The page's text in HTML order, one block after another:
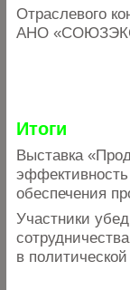
Отраслевого
АНО
Итоги
Выставка
обеспечения
Участники
в